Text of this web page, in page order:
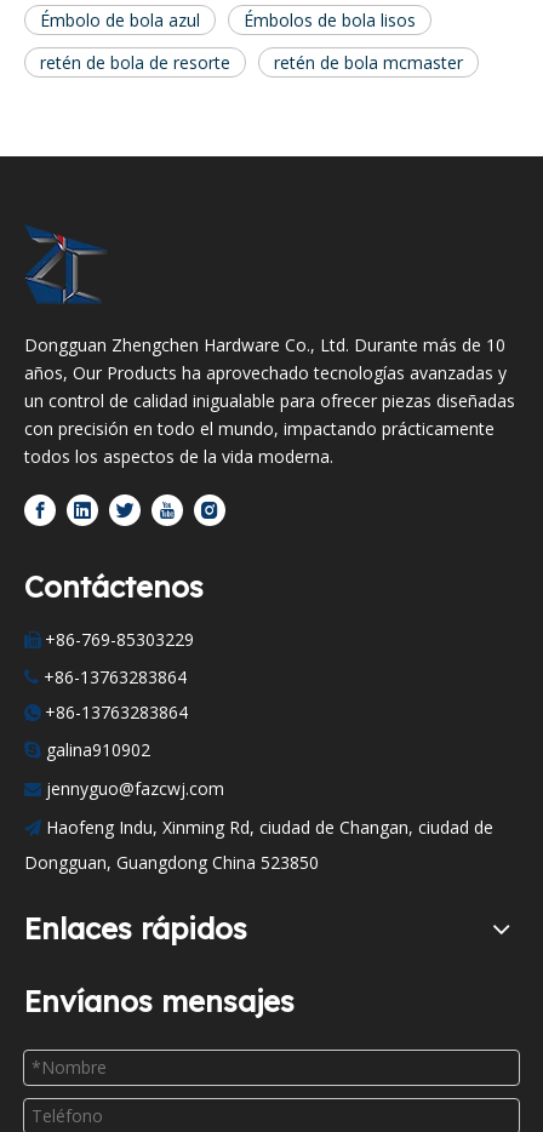
Émbolo de bola azul
Émbolos de bola lisos
retén de bola de resorte
retén de bola mcmaster
Dongguan Zhengchen Hardware Co., Ltd. Durante más de 10
años, Our Products ha aprovechado tecnologías avanzadas y
un control de calidad inigualable para ofrecer piezas diseñadas
con precisión en todo el mundo, impactando prácticamente
todos los aspectos de la vida moderna.
Contáctenos
 +86-769-85303229
 +86-13763283864
 +86-13763283864
 galina910902
 jennyguo@fazcwj.com
 Haofeng Indu, Xinming Rd, ciudad de Changan, ciudad de
Dongguan, Guangdong China 523850
Enlaces rápidos
Envíanos mensajes